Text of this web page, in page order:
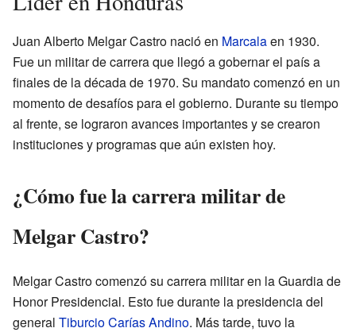
Juan Alberto Melgar Castro nació en Marcalaen 1930.
Fue un militar de carrera que llegó a gobernar el país a
finales de la década de 1970. Su mandato comenzó en un
momento de desafíos para el gobierno. Durante su tiempo
al frente, se lograron avances importantes y se crearon
instituciones y programas que aún existen hoy.
¿Cómo fue la carrera militar de
Melgar Castro?
Melgar Castro comenzó su carrera militar en la Guardia de
Honor Presidencial. Esto fue durante la presidencia del
general Tiburcio Carías Andino. Más tarde, tuvo la